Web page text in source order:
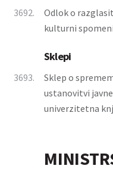
3692.
Odlok o
kulturni
Sklepi
3693.
Sklep o
ustanovitvi
univerzitetna